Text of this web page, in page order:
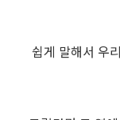
쉽게 말해서 우